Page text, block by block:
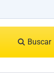
Buscar